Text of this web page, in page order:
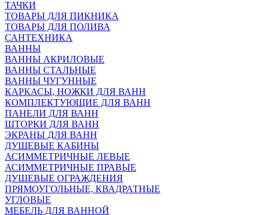
ТАЧКИ
ТОВАРЫ ДЛЯ ПИКНИКА
ТОВАРЫ ДЛЯ ПОЛИВА
САНТЕХНИКА
ВАННЫ
ВАННЫ АКРИЛОВЫЕ
ВАННЫ СТАЛЬНЫЕ
ВАННЫ ЧУГУННЫЕ
КАРКАСЫ, НОЖКИ ДЛЯ ВАНН
КОМПЛЕКТУЮЩИЕ ДЛЯ ВАНН
ПАНЕЛИ ДЛЯ ВАНН
ШТОРКИ ДЛЯ ВАНН
ЭКРАНЫ ДЛЯ ВАНН
ДУШЕВЫЕ КАБИНЫ
АСИММЕТРИЧНЫЕ ЛЕВЫЕ
АСИММЕТРИЧНЫЕ ПРАВЫЕ
ДУШЕВЫЕ ОГРАЖДЕНИЯ
ПРЯМОУГОЛЬНЫЕ, КВАДРАТНЫЕ
УГЛОВЫЕ
МЕБЕЛЬ ДЛЯ ВАННОЙ